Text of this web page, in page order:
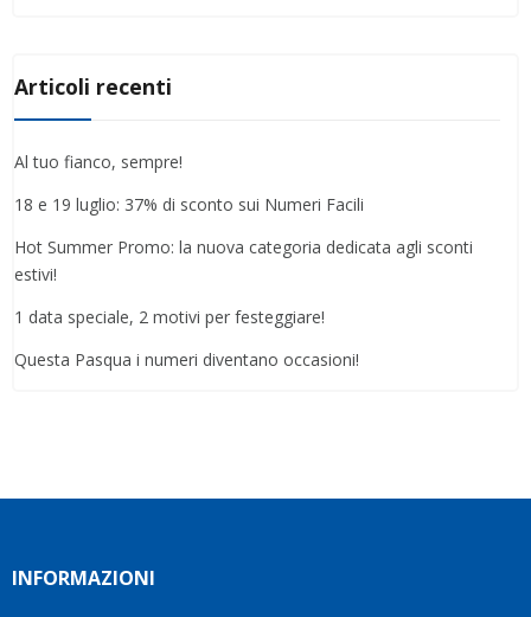
Articoli recenti
Al tuo fianco, sempre!
18 e 19 luglio: 37% di sconto sui Numeri Facili
Hot Summer Promo: la nuova categoria dedicata agli sconti
estivi!
1 data speciale, 2 motivi per festeggiare!
Questa Pasqua i numeri diventano occasioni!
INFORMAZIONI